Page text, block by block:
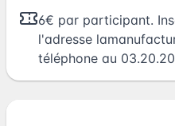
6€ par participant.
l'adresse
téléphone au